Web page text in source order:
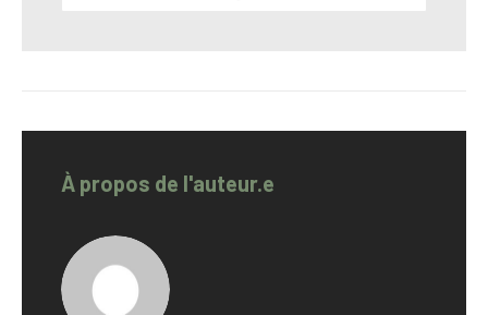
À propos de l'auteur.e